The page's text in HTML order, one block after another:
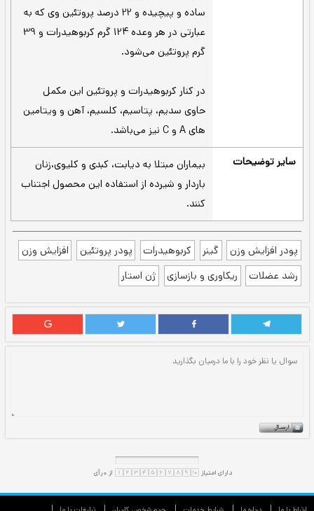
تقویت سیستم ایمنی کمک کننده خواهد بود.
میان وعده بین صبحانه و ناهار
دو ساعت قبل تمرین
نیم ساعت بعد از ورزش
بعد شام
در روزهای استراحت
بعد صبحانه
میان وعده بین صبحانه و ناهار
میان وعده بین ناهار و شام
بعد شام
میلی‌لیتر آب یا شیر کم چرب ترکیب کنید و به